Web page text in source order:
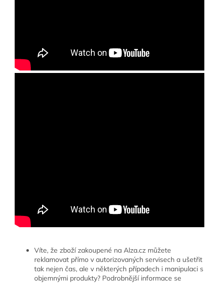
Víte, že zboží zakoupené na Alza.cz můžete
reklamovat přímo v autorizovaných servisech a ušetřit
tak nejen čas, ale v některých případech i manipulaci s
objemnými produkty? Podrobnější informace se